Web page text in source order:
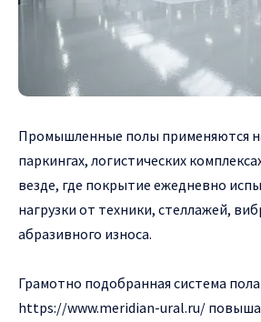
Промышленные полы применяются
паркингах, логистических
везде, где покрытие ежедневно
нагрузки от техники, стеллажей,
абразивного износа.
Грамотно подобранная система
https://www.meridian-ural.ru/